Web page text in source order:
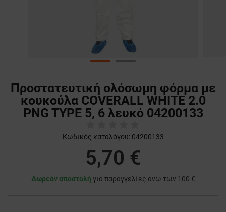
Προστατευτική ολόσωμη φόρμα με
κουκούλα COVERALL WHITE 2.0
PNG TYPE 5, 6 λευκό 04200133
Κωδικός καταλόγου: 04200133
5,70 €
Δωρεάν αποστολή για παραγγελίες άνω των 100 €